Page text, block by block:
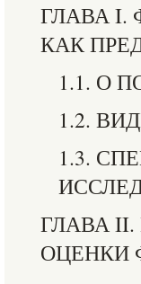
ГЛАВА I.
КАК
1.1. О
1.2.
1.3.
ГЛАВА
ОЦЕНКИ